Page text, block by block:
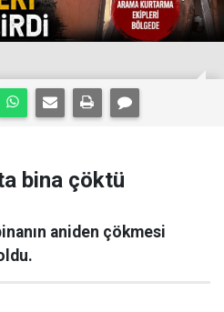
bina çöktü
aniden çökmesi